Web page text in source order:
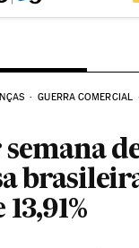
GUERRA COMERCIAL